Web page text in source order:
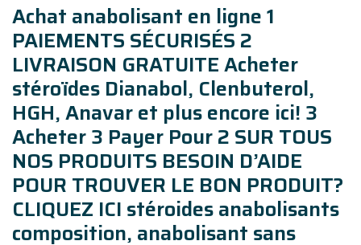
Achat anabolisant en ligne 1
PAIEMENTS SÉCURISÉS 2
LIVRAISON GRATUITE Acheter
stéroïdes Dianabol, Clenbuterol,
HGH, Anavar et plus encore ici! 3
Acheter 3 Payer Pour 2 SUR TOUS
NOS PRODUITS BESOIN D’AIDE
POUR TROUVER LE BON PRODUIT?
CLIQUEZ ICI stéroides anabolisants
composition, anabolisant sans